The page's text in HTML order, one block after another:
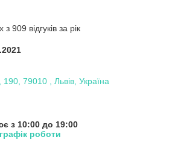
909 відгуків за рік
190, 79010 , Львів, Україна
з 10:00 до 19:00
роботи